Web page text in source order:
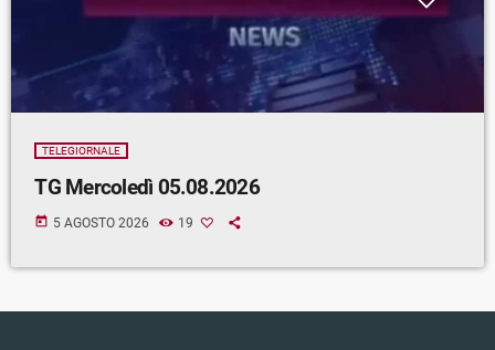
TELEGIORNALE
TG Mercoledì 05.08.2026
today 5 AGOSTO 2026 19